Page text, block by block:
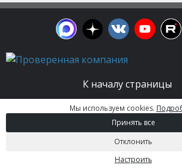
К началу страницы
© 2003 - 2026. Апельсин group | Группа
строительных компаний Все права защищены.
Вся информация на этом сайте носит
информационный характер и не является
публичной офертой, определяемой
Мы используем cookies.
Принять все
Отклонить
Настроить